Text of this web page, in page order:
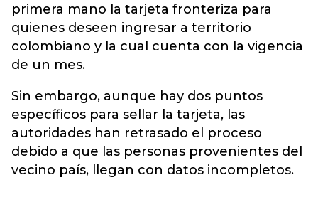
primera mano la tarjeta fronteriza para
quienes deseen ingresar a territorio
colombiano y la cual cuenta con la vigencia
de un mes.
Sin embargo, aunque hay dos puntos
específicos para sellar la tarjeta, las
autoridades han retrasado el proceso
debido a que las personas provenientes del
vecino país, llegan con datos incompletos.